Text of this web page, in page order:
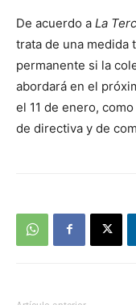
De acuerdo a La
trata de una medida
permanente si la
abordará en el
el 11 de enero,
de directiva y de